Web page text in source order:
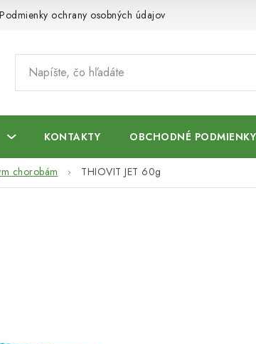
Podmienky ochrany osobných údajov
KONTAKTY OBCHODNÉ PODMIENKY
chorobám THIOVIT JET 60g